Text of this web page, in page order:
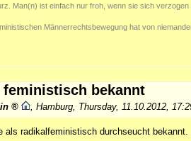
Man(n) ist einfach nur froh, wenn sie sich verzogen
Männerrechtsbewegung hat von
feministisch bekannt
Hamburg Thursday, 11.10.2012,
als radikalfeministisch durchseucht bekannt.